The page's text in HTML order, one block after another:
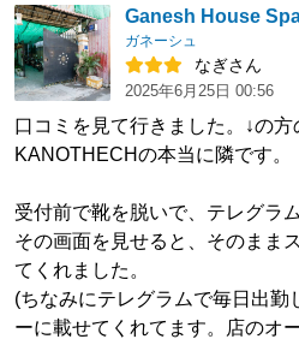
Ganesh House
ガネーシュ
なぎさん
2025年6月25日 00:56
口コミを見て行きました。↓の
KANOTHECHの本当に隣です。
受付前で靴を脱いで、テレグラ
その画面を見せると、そのまま
てくれました。
(ちなみにテレグラムで毎日出勤
ーに載せてくれてます。店のオ